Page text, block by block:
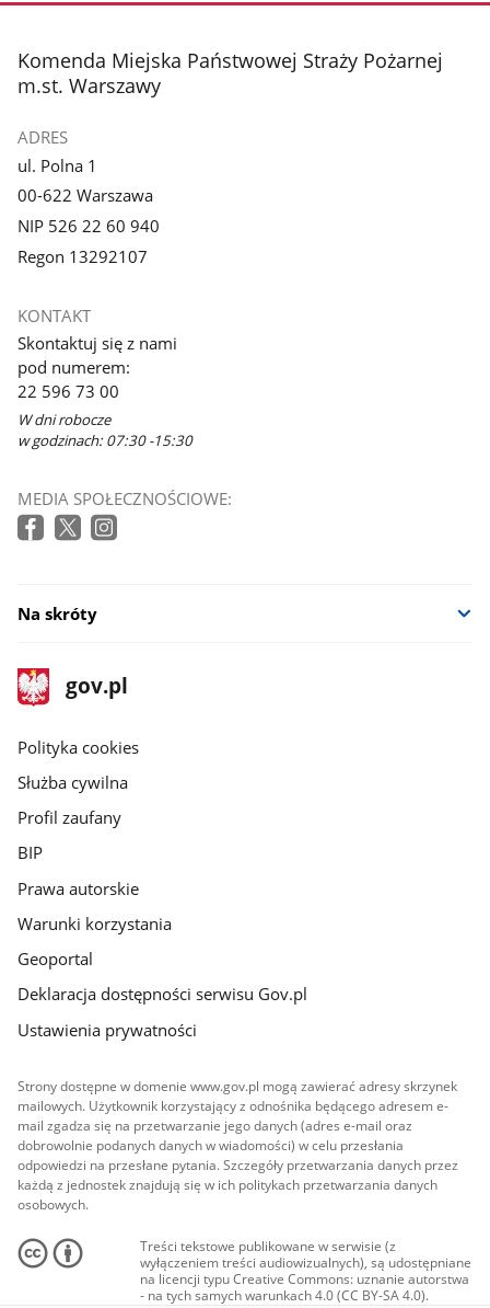
galerii.
galerii.
stopka
Komenda Miejska Państwowej Straży Pożarnej
m.st. Warszawy
ADRES
ul. Polna 1
00-622 Warszawa
NIP 526 22 60 940
Regon 13292107
KONTAKT
Skontaktuj się z nami
pod numerem:
22 596 73 00
W dni robocze
w godzinach: 07:30 -15:30
MEDIA SPOŁECZNOŚCIOWE:
Na skróty
stopka
gov.pl
Strona
gov.pl
gov.pl
Polityka cookies
Służba cywilna
Profil zaufany
BIP
Prawa autorskie
Warunki korzystania
Geoportal
Deklaracja dostępności serwisu Gov.pl
Ustawienia prywatności
Strony dostępne w domenie www.gov.pl mogą zawierać adresy skrzynek
mailowych. Użytkownik korzystający z odnośnika będącego adresem e-
mail zgadza się na przetwarzanie jego danych (adres e-mail oraz
dobrowolnie podanych danych w wiadomości) w celu przesłania
odpowiedzi na przesłane pytania. Szczegóły przetwarzania danych przez
każdą z jednostek znajdują się w ich politykach przetwarzania danych
osobowych.
Treści tekstowe publikowane w serwisie (z
wyłączeniem treści audiowizualnych), są udostępniane
na licencji typu Creative Commons: uznanie autorstwa
- na tych samych warunkach 4.0 (CC BY-SA 4.0).